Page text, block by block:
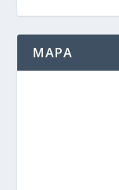
MAPA